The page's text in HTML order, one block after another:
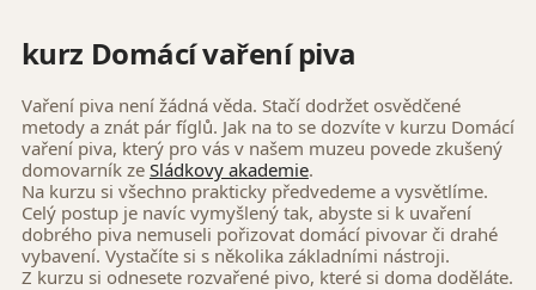
kurz Domácí vaření piva
Vaření piva není žádná věda. Stačí dodržet osvědčené
metody a znát pár fíglů. Jak na to se dozvíte v kurzu Domácí
vaření piva, který pro vás v našem muzeu povede zkušený
domovarník ze Sládkovy akademie.
Na kurzu si všechno prakticky předvedeme a vysvětlíme.
Celý postup je navíc vymyšlený tak, abyste si k uvaření
dobrého piva nemuseli pořizovat domácí pivovar či drahé
vybavení. Vystačíte si s několika základními nástroji.
Z kurzu si odnesete rozvařené pivo, které si doma doděláte.